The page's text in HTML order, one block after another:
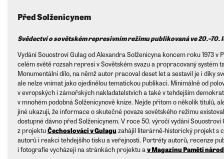
Před Solženicynem
Svědectví o sovětském represivním režimu publikovaná ve 20.–70.
Vydání Souostroví Gulag od Alexandra Solženicyna koncem roku 1973 v
celém světě rozsah represí v Sovětském svazu a propracovaný systém
Monumentální dílo, na němž autor pracoval deset let a sestavil je i díky
ale nelze vnímat jako ojedinělou tematickou publikaci. Minimálně od
v evropských i zámořských nakladatelstvích a také v tehdejším
v mnohém podobná Solženicynově knize. Nejde přitom o několik titulů,
jiné ukazují, že informace o skutečné povaze sovětského režimu
dostupné dávno před Solženicynem. V roce 50. výročí vydání
z projektuČechoslováci v Gulaguzahájil literárně-historický projekt s
autorů i reakci tehdejšího tisku a veřejnosti. Portréty autorů, recenze
i fotografie vycházejí na stránkách projektu a v Magazínu Paměti